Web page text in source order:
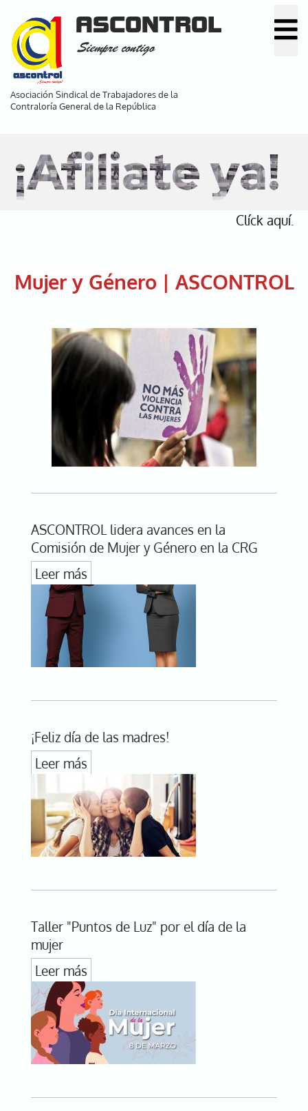
contenido
principal
ASCONTROL
Siempre contigo
Asociación Sindical de Trabajadores de la
Contraloría General de la República
¡Afiliate ya!
Clíck aquí.
Mujer y Género | ASCONTROL
ASCONTROL lidera avances en la
Comisión de Mujer y Género en la CRG
Leer más
¡Feliz día de las madres!
Leer más
Taller "Puntos de Luz" por el día de la
mujer
Leer más